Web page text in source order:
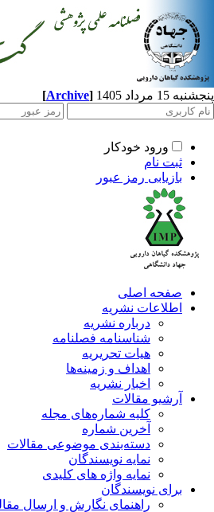
مرداد 1405 [Archive]
ورود خودکار
ثبت نام
بازیابی رمز عبور
صفحه اصلی
اطلاعات نشریه
درباره نشریه
شناسنامه فصلنامه
هیات تحریریه
اهداف و زمینه‌ها
اخبار نشریه
آرشیو مقالات
کلیه شماره‌های مجله
آخرین شماره
دسته‌بندی موضوعی مقالات
نمایه نویسندگان
نمایه واژه های کلیدی
برای نویسندگان
راهنمای نگارش و ارسال مقاله